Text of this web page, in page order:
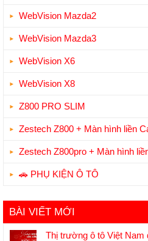
WebVision Mazda2
WebVision Mazda3
WebVision X6
WebVision X8
Z800 PRO SLIM
Zestech Z800 + Màn hình liền
Zestech Z800pro + Màn hình
🚗 PHỤ KIỆN Ô TÔ
BÀI VIẾT MỚI
Thị trường ô tô Việt Nam